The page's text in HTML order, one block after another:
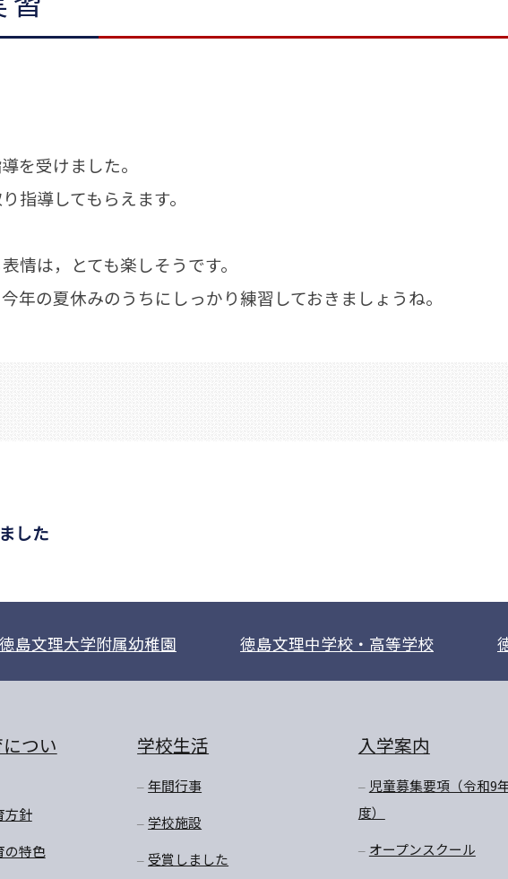
を受けました。
指導してもらえます。
情は，とても楽しそうです。
年の夏休みのうちにしっかり練習しておきましょうね。
した
徳島文理大学附属幼稚園 徳島文理中学校・高等学校
つい
方針
の特色
学校生活
年間行事
学校施設
受賞しました
入学案内
児童募集要項（令和9
度）
オープンスクール